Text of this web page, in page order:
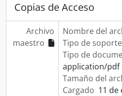
Copias de Acceso
Archivo
maestro
Nombre del
Tipo de soporte
Tipo de
application/pdf
Tamaño del
Cargado 11 de